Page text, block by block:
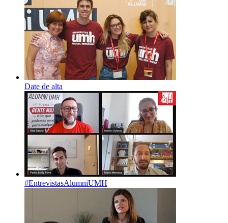
Date de alta
#EntrevistasAlumniUMH